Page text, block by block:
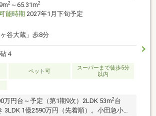
2 ～65.31m2
能時期 2027年1月下旬予定
谷大蔵」歩8分
４
ペット可
スーパーまで徒歩5分
以内
万円台～予定（第1期9次）2LDK 53m2台
3LDK 1億2590万円（先着順）。小田急小田